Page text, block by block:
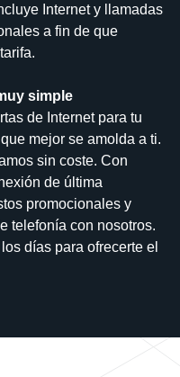
Internet y llamadas
a fin de que
simple
de Internet para tu
mejor se amolda a ti.
sin coste. Con
de última
promocionales y
telefonía con nosotros.
días para ofrecerte el